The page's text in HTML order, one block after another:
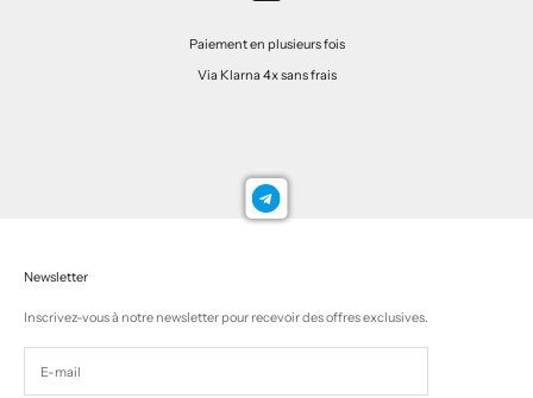
Paiement en plusieurs fois
Via Klarna 4x sans frais
Newsletter
Inscrivez-vous à notre newsletter pour recevoir des offres exclusives.